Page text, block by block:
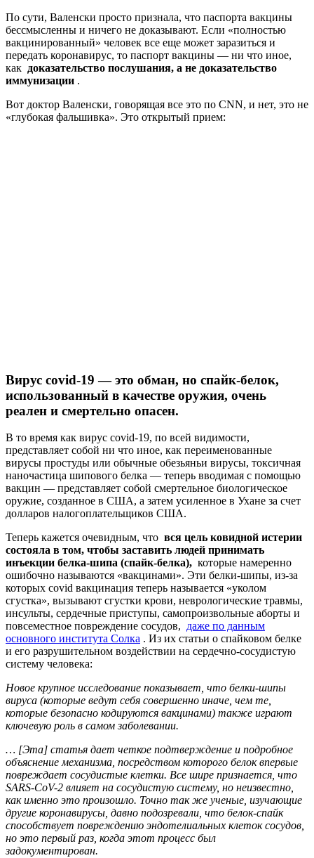
По сути, Валенски просто признала, что паспорта вакцины
бессмысленны и ничего не доказывают. Если «полностью
вакцинированный» человек все еще может заразиться и
передать коронавирус, то паспорт вакцины — ни что иное,
как доказательство послушания, а не доказательство
иммунизации .
Вот доктор Валенски, говорящая все это по CNN, и нет, это не
«глубокая фальшивка». Это открытый прием:
Вирус covid-19 — это обман, но спайк-белок,
использованный в качестве оружия, очень
реален и смертельно опасен.
В то время как вирус covid-19, по всей видимости,
представляет собой ни что иное, как переименованные
вирусы простуды или обычные обезьяньи вирусы, токсичная
наночастица шипового белка — теперь вводимая с помощью
вакцин — представляет собой смертельное биологическое
оружие, созданное в США, а затем усиленное в Ухане за счет
долларов налогоплательщиков США.
Теперь кажется очевидным, что вся цель ковидной истерии
состояла в том, чтобы заставить людей принимать
инъекции белка-шипа (спайк-белка), которые намеренно
ошибочно называются «вакцинами». Эти белки-шипы, из-за
которых covid вакцинация теперь называется «уколом
сгустка», вызывают сгустки крови, неврологические травмы,
инсульты, сердечные приступы, самопроизвольные аборты и
повсеместное повреждение сосудов, даже по данным
основного института Солка . Из их статьи о спайковом белке
и его разрушительном воздействии на сердечно-сосудистую
систему человека:
Новое крупное исследование показывает, что белки-шипы
вируса (которые ведут себя совершенно иначе, чем те,
которые безопасно кодируются вакцинами) также играют
ключевую роль в самом заболевании.
… [Эта] статья дает четкое подтверждение и подробное
объяснение механизма, посредством которого белок впервые
повреждает сосудистые клетки. Все шире признается, что
SARS-CoV-2 влияет на сосудистую систему, но неизвестно,
как именно это произошло. Точно так же ученые, изучающие
другие коронавирусы, давно подозревали, что белок-спайк
способствует повреждению эндотелиальных клеток сосудов,
но это первый раз, когда этот процесс был
задокументирован.